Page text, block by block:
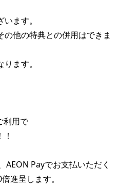
ます。
他の特典との併用はできま
ます。
利用で
Payでお支払いただく
進呈します。